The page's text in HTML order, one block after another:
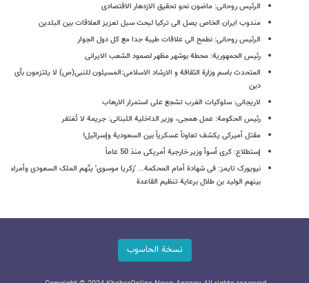
الرئیس روحانی: ماضون نحو تحقیق الازدهار الاقتصادی
مندوب ایران الخاص یصل الی ترکیا لبحث سبل تعزیز العلاقات بین البلدین
الرئیس روحانی: نطمح الی علاقات طیبة جدا مع کل دول الجوار
رئیس الجمهوریة: محطة بوشهر مظهر لصمود الشعب الایرانی
المتحدث باسم وزارة الثقافة و الارشاد الاسلامی:المسیئون للنبی(ص) لا یلتزمون بأی
دین
لاریجانی: سلوکیات الغرب تشجع علی استمرار الارهاب
رئیس الحکومة: عمل همجی، وزیر الداخلیة اللبنانی: جریمة لا تُغتفر
مقتل أمیرکی یکشف تعاوناً عسکریاً بین السعودیة وإسرائیل!
إستطلاع: کری أسوأ وزیر خارجیة أمریکی منذ 50 عاماً
نیویورک تایمز: فی شهادة أمام المحکمة... 'زکریا موسوی' یتّهم الملک السعودی وأمراء
بینهم الولید بن طلال برعایة تنظیم القاعدة
نسخة الحاسوب